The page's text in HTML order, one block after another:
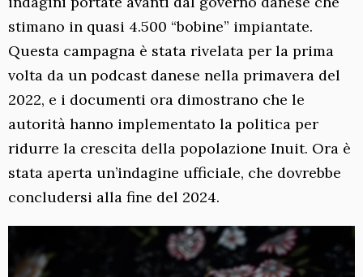
stimano in quasi 4.500 “bobine” impiantate.
Questa campagna è stata rivelata per la prima
volta da un podcast danese nella primavera del
2022, e i documenti ora dimostrano che le
autorità hanno implementato la politica per
ridurre la crescita della popolazione Inuit. Ora è
stata aperta un’indagine ufficiale, che dovrebbe
concludersi alla fine del 2024.